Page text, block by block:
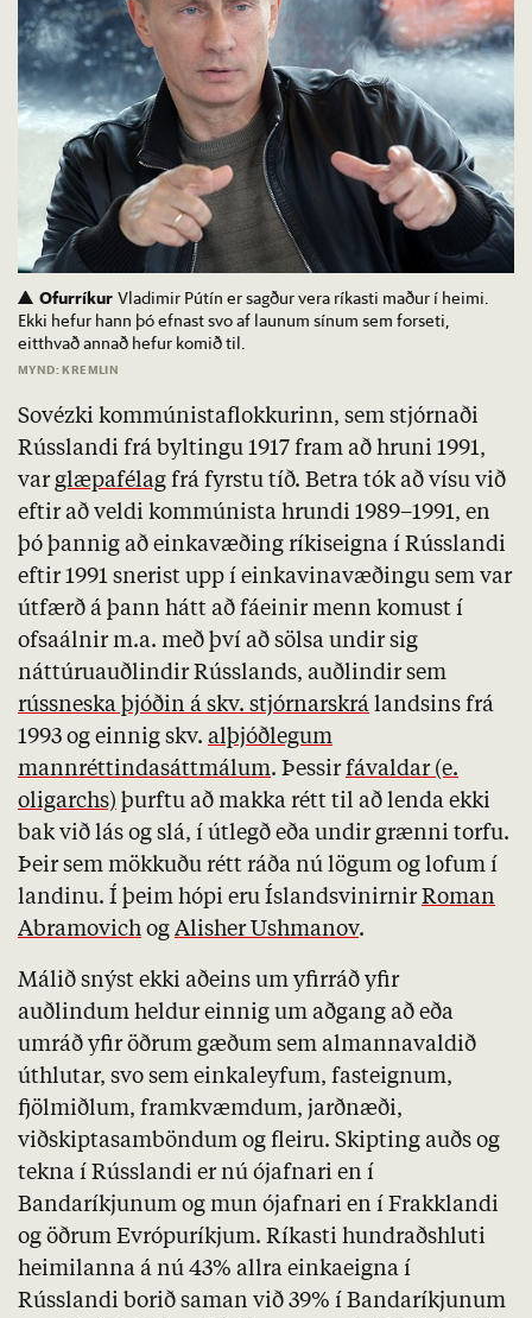
Ofurríkur Vladimir Pútín er sagður vera ríkasti maður í heimi.
Ekki hefur hann þó efnast svo af launum sínum sem forseti,
eitthvað annað hefur komið til.
MYND: KREMLIN
Sovézki kommúnistaflokkurinn, sem stjórnaði
Rússlandi frá byltingu 1917 fram að hruni 1991,
var glæpafélag frá fyrstu tíð. Betra tók að vísu við
eftir að veldi kommúnista hrundi 1989–1991, en
þó þannig að einkavæðing ríkiseigna í Rússlandi
eftir 1991 snerist upp í einkavinavæðingu sem var
útfærð á þann hátt að fáeinir menn komust í
ofsaálnir m.a. með því að sölsa undir sig
náttúruauðlindir Rússlands, auðlindir sem
rússneska þjóðin á skv. stjórnarskrá landsins frá
1993 og einnig skv. alþjóðlegum
mannréttindasáttmálum. Þessirfávaldar (e.
oligarchs) þurftu að makka rétt til að lenda ekki
bak við lás og slá, í útlegð eða undir grænni torfu.
Þeir sem mökkuðu rétt ráða nú lögum og lofum í
landinu. Í þeim hópi eru ÍslandsvinirnirRoman
Abramovich og Alisher Ushmanov.
Málið snýst ekki aðeins um yfirráð yfir
auðlindum heldur einnig um aðgang að eða
umráð yfir öðrum gæðum sem almannavaldið
úthlutar, svo sem einkaleyfum, fasteignum,
fjölmiðlum, framkvæmdum, jarðnæði,
viðskiptasamböndum og fleiru. Skipting auðs og
tekna í Rússlandi er nú ójafnari en í
Bandaríkjunum og mun ójafnari en í Frakklandi
og öðrum Evrópuríkjum. Ríkasti hundraðshluti
heimilanna á nú 43% allra einkaeigna í
Rússlandi borið saman við 39% í Bandaríkjunum